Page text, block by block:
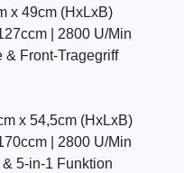
x 49cm (HxLxB)
| 2800 U/Min
& Front-Tragegriff
x 54,5cm (HxLxB)
| 2800 U/Min
5-in-1 Funktion